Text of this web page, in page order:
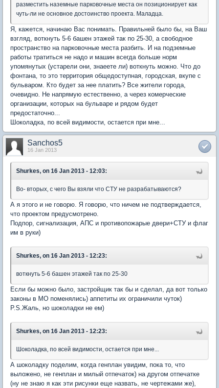
разместить наземные парковочные места он позиционирует как
чуть-ли не основное достоинство проекта. Маладца.
Я, кажется, начинаю Вас понимать. Правильней было бы, на Ваш
взгляд, воткнуть 5-6 башен этажей так по 25-30, а свободное
пространство на парковочные места разбить. И на подземные
работы тратиться не надо и машин всегда больше норм
упомянутых (устарели они, знаеете ли) воткнуть можно. Что до
фонтана, то это территория общедоступная, городская, вкупе с
бульваром. Кто будет за нее платить? Все жители города,
очевидно. Не напрямую естественно, а через комерческие
организации, которых на бульваре и рядом будет
предостаточно...
Шоколадка, по всей видимости, остается при мне...
Sanchos5
16 Jan 2013
Shurkes, on 16 Jan 2013 - 12:03:
Во- вторых, с чего Вы взяли что СТУ не разрабатываются?
А я этого и не говорю. Я говорю, что ничем не подтверждается,
что проектом предусмотрено.
Подпор, сигнализация, АПС и противопожарые двери+СТУ и флаг
им в руки)
Shurkes, on 16 Jan 2013 - 12:23:
воткнуть 5-6 башен этажей так по 25-30
Если бы можно было, застройщик так бы и сделал, да вот только
законы в МО поменялись) аппетиты их ограничили чуток)
P.S.Жаль, но шоколадки не ем)
Shurkes, on 16 Jan 2013 - 12:23:
Шоколадка, по всей видимости, остается при мне...
А шоколадку поделим, когда генплан увидим, пока то, что
выложено, не генплан и милый отпечаток) на другом отпечатке
(ну не знаю я как эти рисунки еще назвать, не чертежами же),